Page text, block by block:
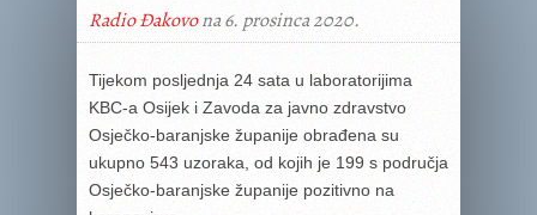
Radio Đakovona 6. prosinca 2020.
Tijekom posljednja 24 sata u laboratorijima
KBC-a Osijek i Zavoda za javno zdravstvo
Osječko-baranjske županije obrađena su
ukupno 543 uzoraka, od kojih je 199 s područja
Osječko-baranjske županije pozitivno na